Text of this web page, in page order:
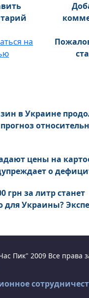
в Украине
цены на
о
грн за литр станет
для Украины?
Пик" 2009 Все права